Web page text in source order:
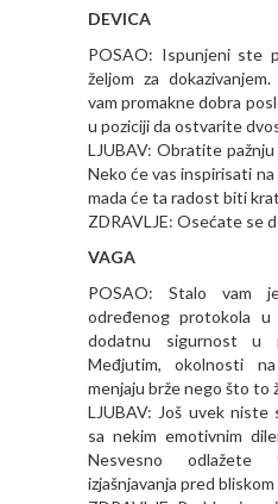
DEVICA
POSAO: Ispunjeni ste
željom za
vam promakne dobra
u poziciji da ostvarite
LJUBAV: Obratite
Neko će vas inspirisati
mada će ta radost biti
ZDRAVLJE: Osećate se
VAGA
POSAO: Stalo vam
određenog protokola
dodatnu sigurnost u
Međjutim, okolnosti
menjaju brže nego što
LJUBAV: Još uvek
sa nekim emotivnim
Nesvesno
izjašnjavanja pred